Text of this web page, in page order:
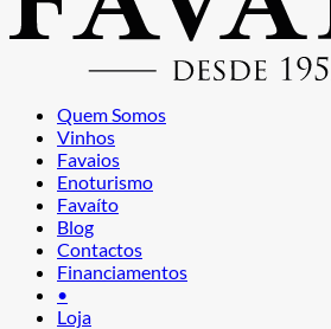
Quem Somos
Vinhos
Favaios
Enoturismo
Favaíto
Blog
Contactos
Financiamentos
•
Loja